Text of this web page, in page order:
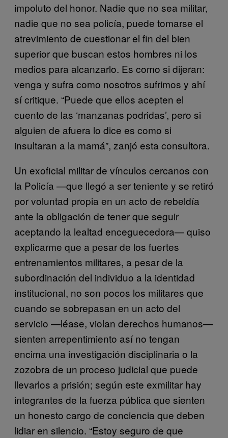
impoluto del honor. Nadie que no sea militar,
nadie que no sea policía, puede tomarse el
atrevimiento de cuestionar el fin del bien
superior que buscan estos hombres ni los
medios para alcanzarlo. Es como si dijeran:
venga y sufra como nosotros sufrimos y ahí
sí critique. “Puede que ellos acepten el
cuento de las ‘manzanas podridas’, pero si
alguien de afuera lo dice es como si
insultaran a la mamá”, zanjó esta consultora.
Un exoficial militar de vínculos cercanos con
la Policía —que llegó a ser teniente y se retiró
por voluntad propia en un acto de rebeldía
ante la obligación de tener que seguir
aceptando la lealtad enceguecedora— quiso
explicarme que a pesar de los fuertes
entrenamientos militares, a pesar de la
subordinación del individuo a la identidad
institucional, no son pocos los militares que
cuando se sobrepasan en un acto del
servicio —léase, violan derechos humanos—
sienten arrepentimiento así no tengan
encima una investigación disciplinaria o la
zozobra de un proceso judicial que puede
llevarlos a prisión; según este exmilitar hay
integrantes de la fuerza pública que sienten
un honesto cargo de conciencia que deben
lidiar en silencio. “Estoy seguro de que